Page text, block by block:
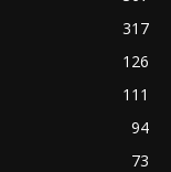
317
126
111
94
73